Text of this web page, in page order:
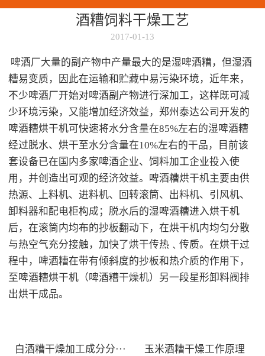
酒糟饲料干燥工艺
2017-01-13
啤酒厂大量的副产物中产量最大的是湿啤酒糟，但湿酒
糟易变质，因此在运输和贮藏中易污染环境，近年来，
不少啤酒厂开始对啤酒副产物进行深加工，这样既可减
少环境污染，又能增加经济效益，郑州泰达公司开发的
啤酒糟烘干机可快速将水分含量在85%左右的湿啤酒糟
经过脱水、烘干至水分含量在10%左右的干品，目前该
套设备已在国内多家啤酒企业、饲料加工企业投入使
用，并创造出可观的经济效益。啤酒糟烘干机主要由供
热源、上料机、进料机、回转滚筒、出料机、引风机、
卸料器和配电柜构成；脱水后的湿啤酒糟进入烘干机
后，在滚筒内均布的抄板翻动下，在烘干机内均匀分散
与热空气充分接触，加快了烘干传热﹑传质。在烘干过
程中，啤酒糟在带有倾斜度的抄板和热介质的作用下，
至啤酒糟烘干机（啤酒糟干燥机）另一段星形卸料阀排
出烘干成品。
白酒糟干燥加工成分分··· 玉米酒糟干燥工作原理